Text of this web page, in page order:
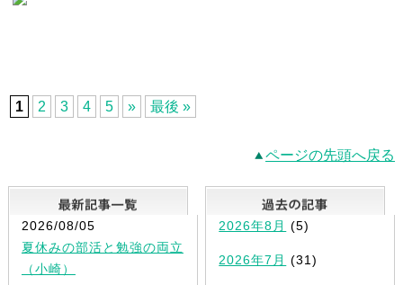
1 2 3 4 5 » 最後 »
ページの先頭へ戻る
最新記事一覧
2026/08/05
夏休みの部活と勉強の両立
（小崎）
2026年8月 (5)
2026年7月 (31)